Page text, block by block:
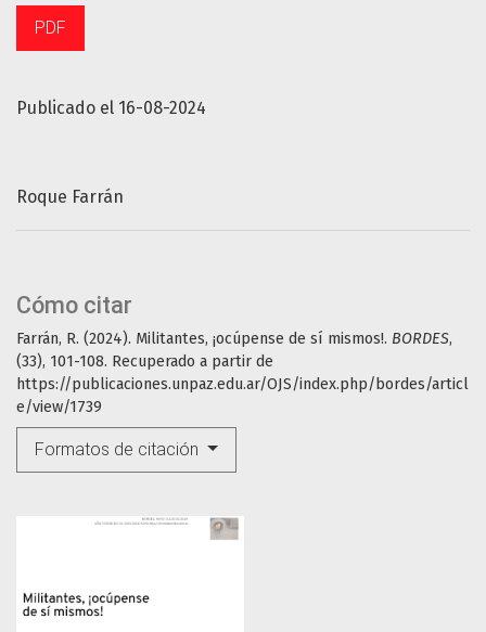
Publicado el 16-08-2024
PDF
Cómo citar
Farrán, R. (2024). Militantes, ¡ocúpense de sí mismos!. BORDES,
(33), 101-108. Recuperado a partir de
https://publicaciones.unpaz.edu.ar/OJS/index.php/bordes/articl
e/view/1739
Formatos de citación
Roque Farrán